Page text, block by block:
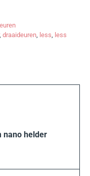
, draaideuren, less, less
nano helder